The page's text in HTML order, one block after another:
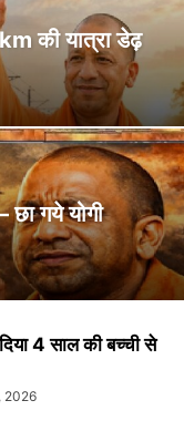
की यात्रा डेढ़
गये योगी
4 साल की बच्ची से
2026